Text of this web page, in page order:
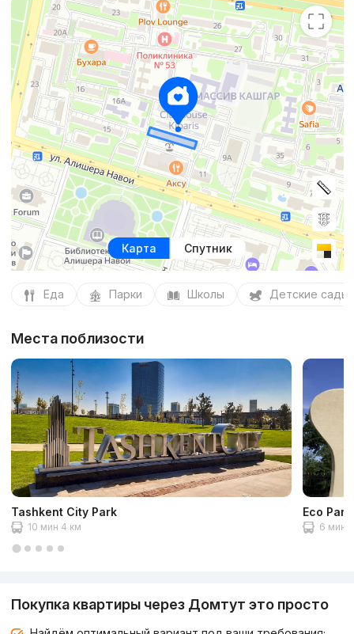
Карта Спутник
Еда Парки Школы Детские сады
Места поблизости
Tashkent City Park
10 мин 4 км
Eco Park
6 мин
Покупка квартиры через Домтут это просто